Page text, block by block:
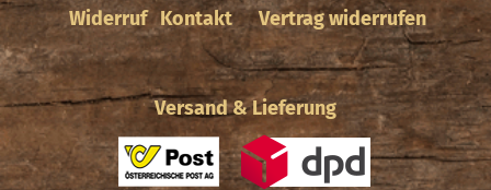
Widerruf Kontakt Vertrag widerrufen
Versand & Lieferung